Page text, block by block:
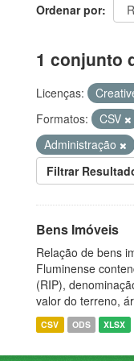
Ordenar por
1 conjunto
Licenças:
Formatos:
CSV
Administração
Filtrar
Bens Imóveis
Relação de bens
Fluminense
(RIP),
valor do terreno,
CSV ODS XLSX